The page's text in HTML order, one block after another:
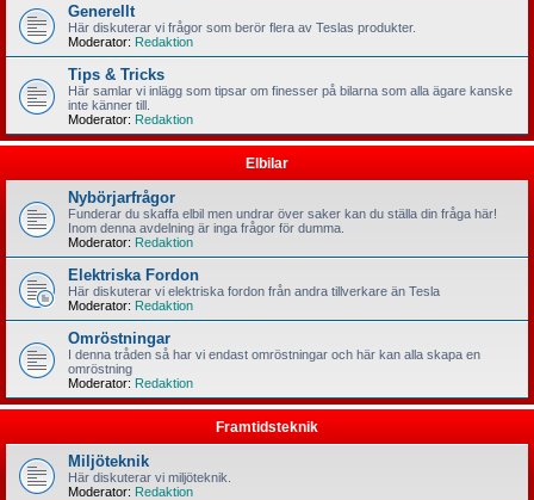
Generellt
Här diskuterar vi frågor som berör flera av Teslas produkter.
Moderator: Redaktion
Tips & Tricks
Här samlar vi inlägg som tipsar om finesser på bilarna som alla ägare kanske
inte känner till.
Moderator: Redaktion
Elbilar
Nybörjarfrågor
Funderar du skaffa elbil men undrar över saker kan du ställa din fråga här!
Inom denna avdelning är inga frågor för dumma.
Moderator: Redaktion
Elektriska Fordon
Här diskuterar vi elektriska fordon från andra tillverkare än Tesla
Moderator: Redaktion
Omröstningar
I denna tråden så har vi endast omröstningar och här kan alla skapa en
omröstning
Moderator: Redaktion
Framtidsteknik
Miljöteknik
Här diskuterar vi miljöteknik.
Moderator: Redaktion